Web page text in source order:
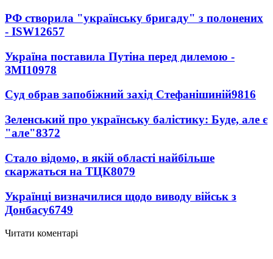
РФ створила "українську бригаду" з полонених
- ISW12657
Україна поставила Путіна перед дилемою -
ЗМІ10978
Суд обрав запобіжний захід Стефанішиній9816
Зеленський про українську балістику: Буде, але є
"але"8372
Стало відомо, в якій області найбільше
скаржаться на ТЦК8079
Українці визначилися щодо виводу військ з
Донбасу6749
Читати коментарі